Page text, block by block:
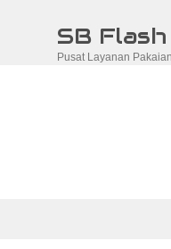
SB
Pusat Layanan